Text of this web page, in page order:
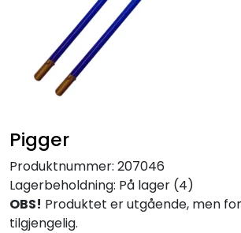
Pigger
Produktnummer: 207046
Lagerbeholdning: På lager (4)
OBS! Produktet er utgående, men
tilgjengelig.
Forbruksmateriell
Gravferd